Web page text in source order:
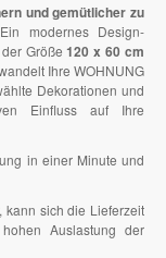
und gemütlicher zu
modernes Design-
Größe120 x 60 cm
Ihre WOHNUNG
Dekorationen und
Einfluss auf Ihre
in einer Minute und
kann sich die Lieferzeit
Auslastung der